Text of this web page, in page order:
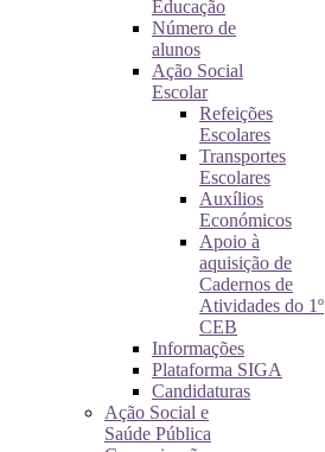
Educação
Número de
alunos
Ação Social
Escolar
Refeições
Escolares
Transportes
Escolares
Auxílios
Económicos
Apoio à
aquisição de
Cadernos de
Atividades do 1º
CEB
Informações
Plataforma SIGA
Candidaturas
Ação Social e
Saúde Pública